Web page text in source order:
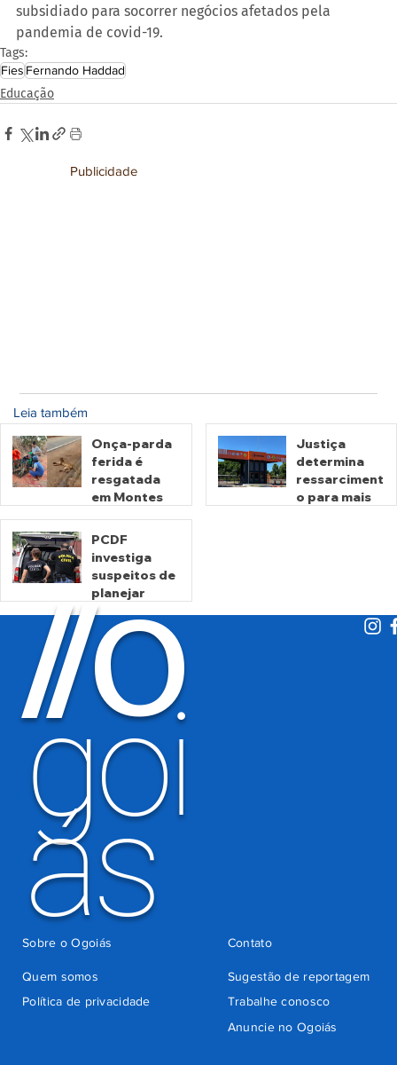
subsidiado para socorrer negócios afetados pela
pandemia de covid-19.
Tags:
Fies Fernando Haddad
Educação
Publicidade
Leia também
Onça-parda
ferida é
resgatada
em Montes
Goiás
há 2 horas
Justiça
determina
ressarciment
o para mais
PCDF
investiga
suspeitos de
planejar
atentados no
período
eleitoral
há 2 dias
//O
goi
ás
Quem somos
Sugestão de reportagem
Trabalhe conosco
Política de privacidade
Anuncie no Ogoiás
Contato
Sobre o Ogoiás